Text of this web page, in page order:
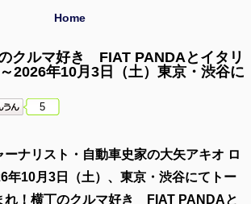
Home
クルマ好き FIAT PANDAとイタリ
2026年10月3日（土）東京・渋谷に
5
ーナリスト・自動車史家の大矢アキオ ロ
年10月3日（土）、東京・渋谷にてトー
れ！横丁のクルマ好き FIAT PANDAと